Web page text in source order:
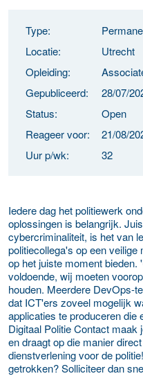
Type:
Locatie:
Utrecht
Opleiding:
Gepubliceerd:
28/07/
Status:
Open
Reageer voor:
21/08/
Uur p/wk:
32
Iedere dag het politiewerk
oplossingen is belangrijk.
cybercriminaliteit, is het van
politiecollega's op een
op het juiste moment
voldoende, wij moeten
houden. Meerdere DevOps-
dat ICT'ers zoveel mogelijk
applicaties te produceren die
Digitaal Politie Contact maak
en draagt op die manier
dienstverlening voor de
getrokken? Solliciteer dan